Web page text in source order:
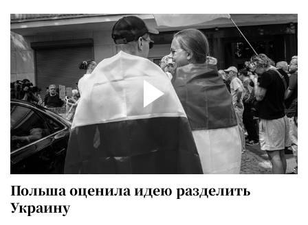
Польша оценила идею разделить
Украину